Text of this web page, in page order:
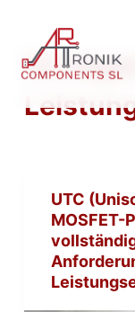
m
n
UTC
MOSFET-